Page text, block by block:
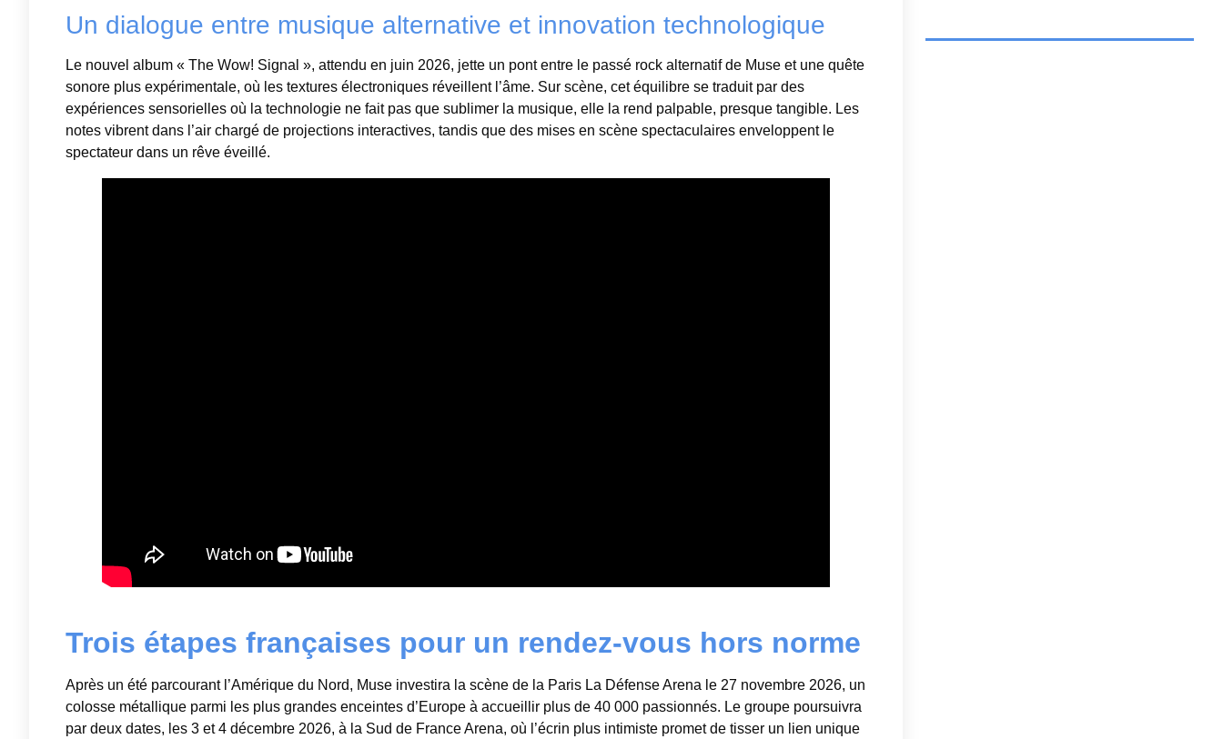
Un dialogue entre musique alternative et innovation technologique
Le nouvel album « The Wow! Signal », attendu en juin 2026, jette un pont entre le passé rock alternatif de Muse et une quête
sonore plus expérimentale, où les textures électroniques réveillent l’âme. Sur scène, cet équilibre se traduit par des
expériences sensorielles où la technologie ne fait pas que sublimer la musique, elle la rend palpable, presque tangible. Les
notes vibrent dans l’air chargé de projections interactives, tandis que des mises en scène spectaculaires enveloppent le
spectateur dans un rêve éveillé.
Trois étapes françaises pour un rendez-vous hors norme
Après un été parcourant l’Amérique du Nord, Muse investira la scène de la Paris La Défense Arena le 27 novembre 2026, un
colosse métallique parmi les plus grandes enceintes d’Europe à accueillir plus de 40 000 passionnés. Le groupe poursuivra
par deux dates, les 3 et 4 décembre 2026, à la Sud de France Arena, où l’écrin plus intimiste promet de tisser un lien unique